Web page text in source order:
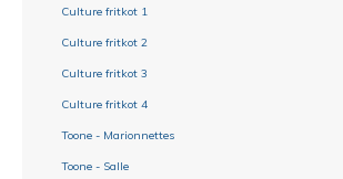
Culture fritkot 1
Culture fritkot 2
Culture fritkot 3
Culture fritkot 4
Toone - Marionnettes
Toone - Salle